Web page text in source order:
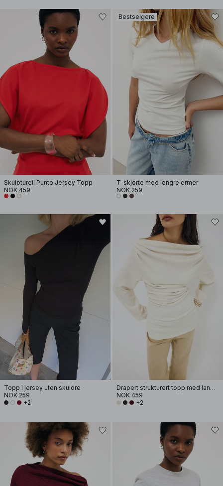
Skulpturell Punto Jersey Topp
NOK 459
Bestselgere
T-skjorte med lengre ermer
NOK 259
Topp i jersey uten skuldre
NOK 259
+2
Drapert strukturert topp med lange ermer
NOK 459
+2